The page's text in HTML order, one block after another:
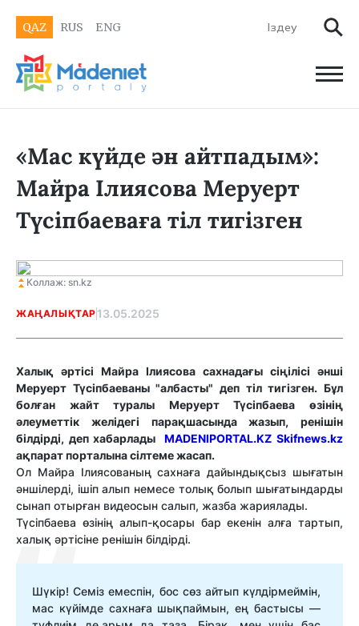
QAZ RUS ENG
«Мас күйде ән айтпадым»:
Майра Ілиясова Меруерт
Түсіпбаеваға тіл тигізген
Коллаж: sn.kz
ЖАҢАЛЫҚТАР 13.05.2025
Халық әртісі Майра Ілиясова сахнадағы сіңілісі әнші
Меруерт Түсіпбаеваны "албасты" деп тіл тигізген. Бұл
болған жайт туралы Меруерт Түсіпбаева өзінің
әлеуметтік желідегі парақшасында жазып, ренішін
білдірді, деп хабарладыMADENIPORTAL.KZ Skifnews.kz
ақпарат порталына сілтеме жасап.
Ол Майра Ілиясованың сахнаға дайындықсыз шығатын
әншілерді, ішіп алып немесе толық болып шығатындарды
сынап отырған видеосын салып, жазба жариялады.
Түсіпбаева өзінің алып-қосары бар екенін алға тартып,
халық әртісіне ренішін білдірді.
Шүкір! Семіз емеспін, бос сөз айтып күлдірмеймін,
мас күйімде сахнаға шықпаймын, ең бастысы —